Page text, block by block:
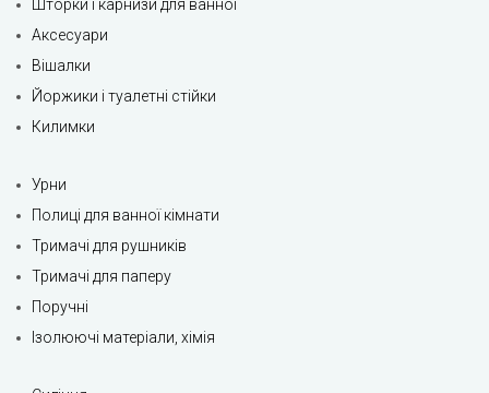
Шторки і карнизи для ванної
Аксесуари
Вішалки
Йоржики і туалетні стійки
Килимки
Урни
Полиці для ванної кімнати
Тримачі для рушників
Тримачі для паперу
Поручні
Ізолюючі матеріали, хімія